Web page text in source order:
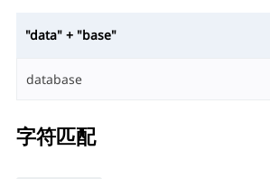
"data" + "base"
database
字符匹配